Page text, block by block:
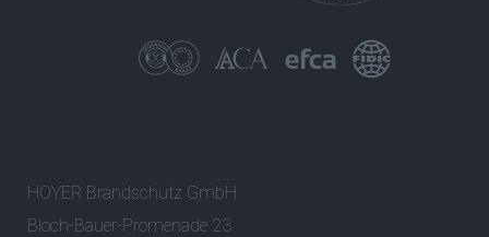
HOYER Brandschutz GmbH
Bloch-Bauer-Promenade 23